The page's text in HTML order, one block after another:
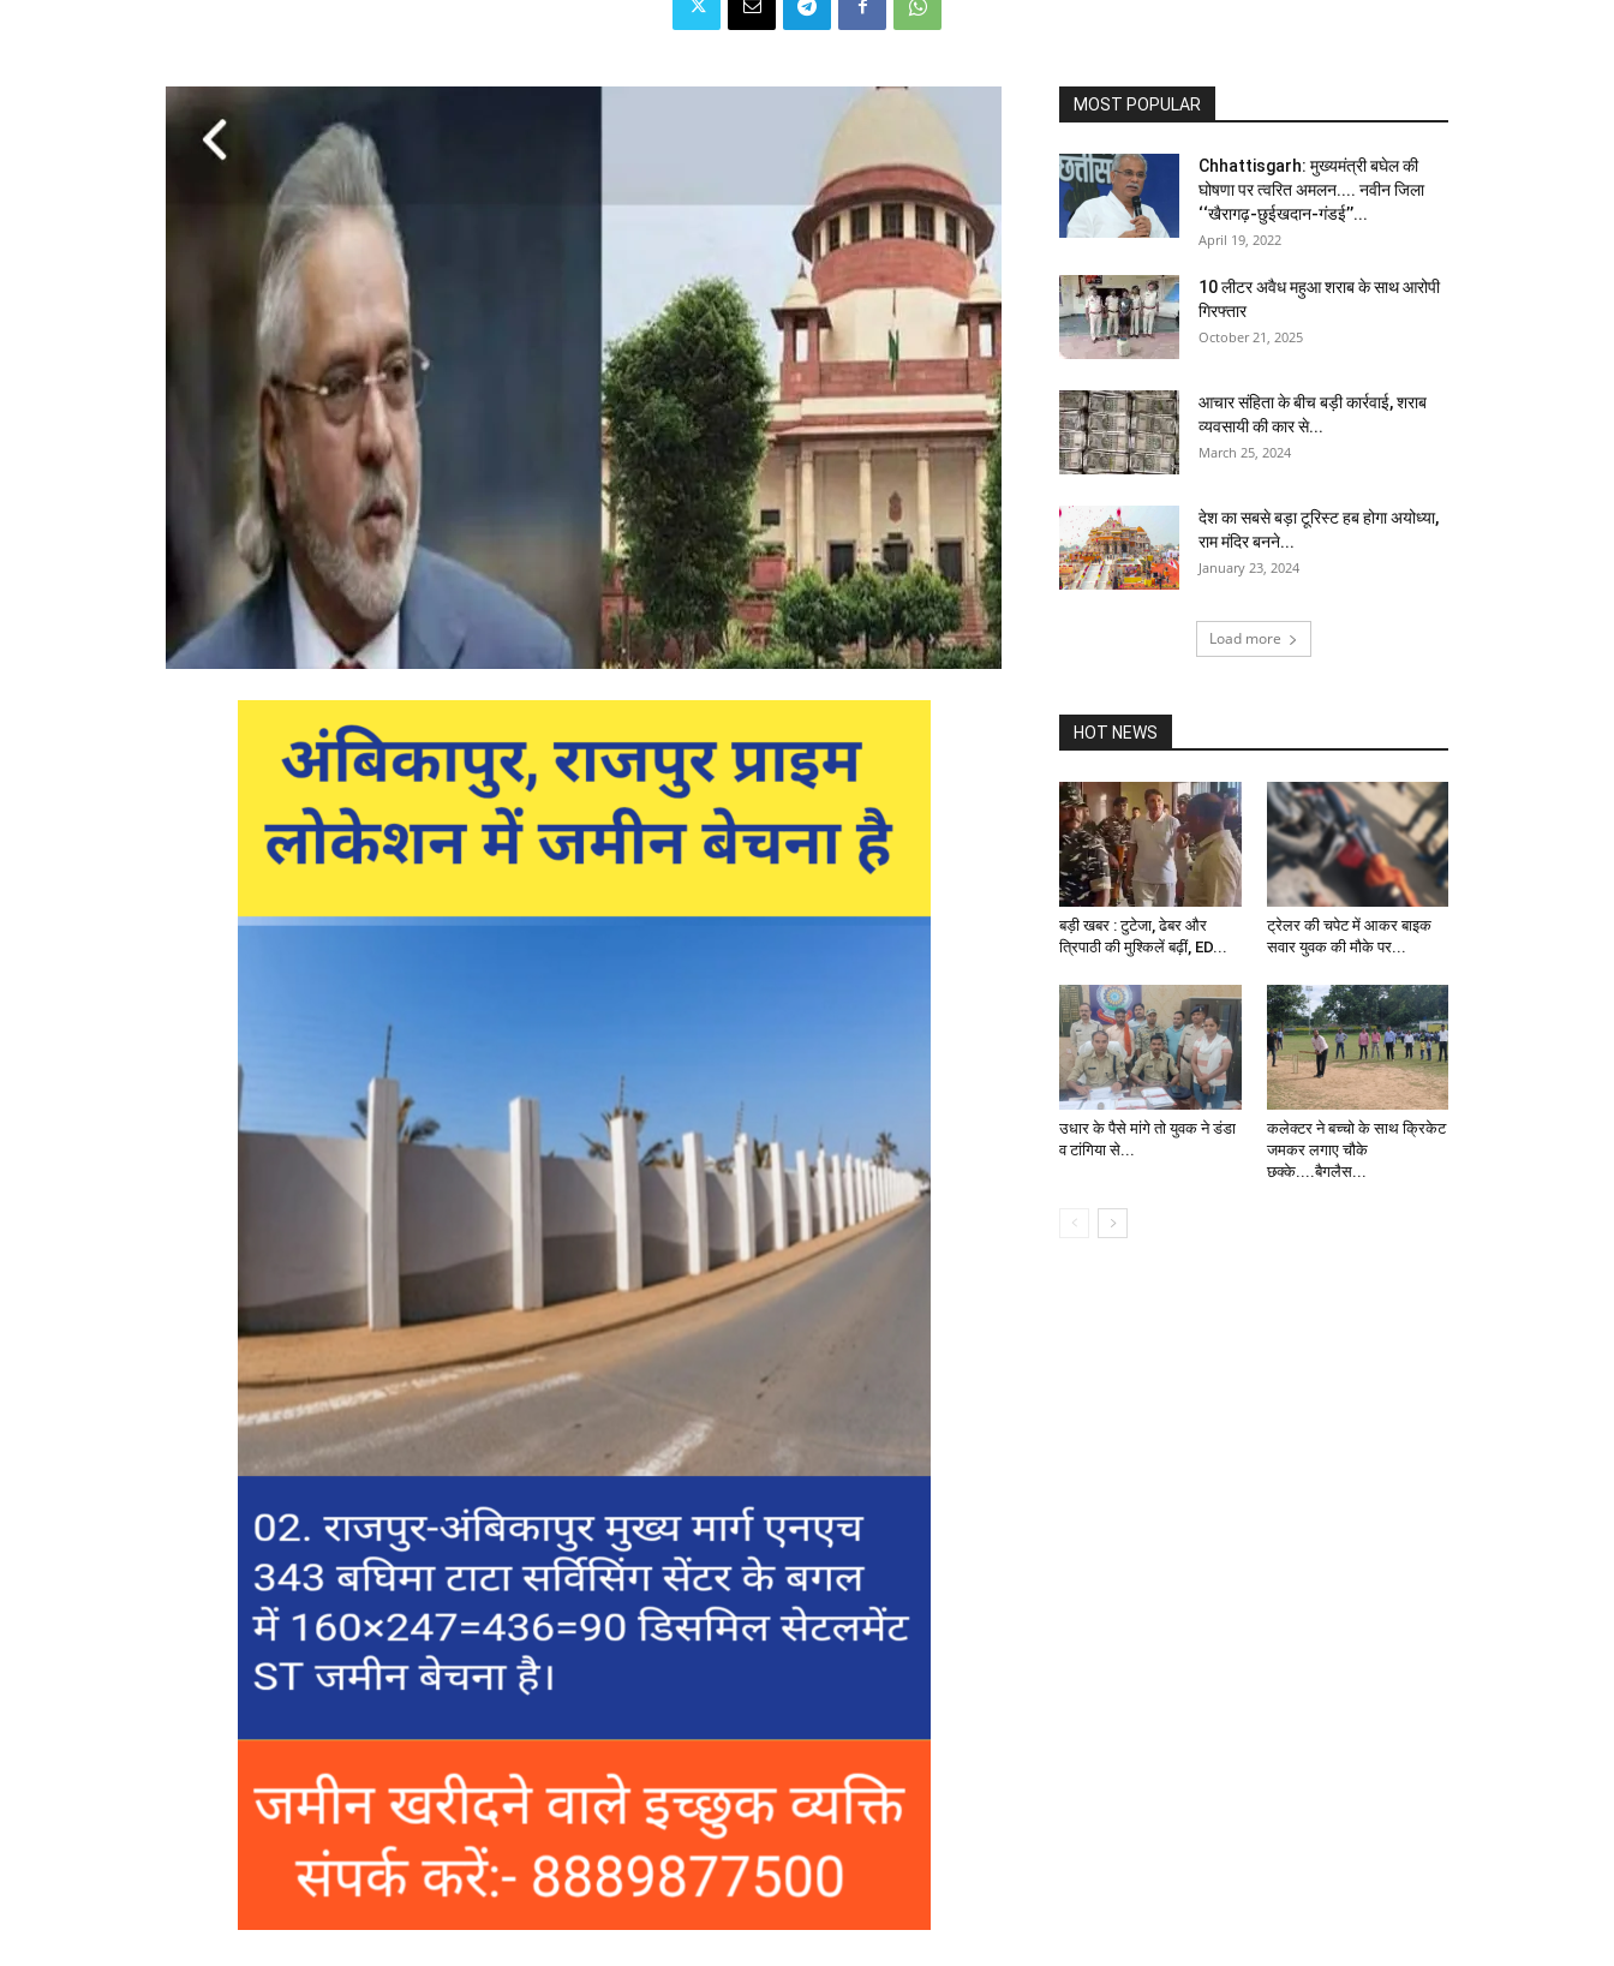
MOST POPULAR
Chhattisgarh: मुख्यमंत्री बघेल की
घोषणा पर त्वरित अमलन.... नवीन जिला
‘‘खैरागढ़-छुईखदान-गंडई’’...
April 19, 2022
10 लीटर अवैध महुआ शराब के साथ आरोपी
गिरफ्तार
October 21, 2025
आचार संहिता के बीच बड़ी कार्रवाई, शराब
व्यवसायी की कार से...
March 25, 2024
देश का सबसे बड़ा टूरिस्ट हब होगा अयोध्या,
राम मंदिर बनने...
January 23, 2024
Load more
HOT NEWS
बड़ी खबर : टुटेजा, ढेबर और
त्रिपाठी की मुश्किलें बढ़ीं, ED...
ट्रेलर की चपेट में आकर बाइक
सवार युवक की मौके पर...
उधार के पैसे मांगे तो युवक ने डंडा
व टांगिया से...
कलेक्टर ने बच्चो के साथ क्रिकेट
जमकर लगाए चौके
छक्के....बैगलैस...